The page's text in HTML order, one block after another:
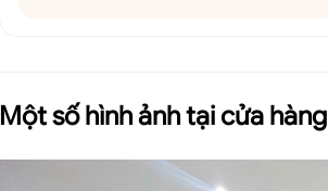
Một số hình ảnh tại cửa